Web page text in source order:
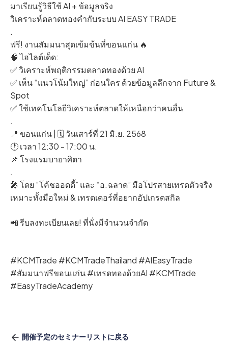
มาเรียนรู้วิธีใช้ AI + ข้อมูลจริง
วิเคราะห์ตลาดทองคำกับระบบ AI EASY TRADE
.
ฟรี! งานสัมมนาสุดเข้มข้นที่ขอนแก่น 🔥
🧠 ไฮไลต์เด็ด:
✅ วิเคราะห์พฤติกรรมตลาดทองด้วย AI
✅ เห็น “แนวโน้มใหญ่” ก่อนใคร ด้วยข้อมูลลึกจาก Future &
Spot
✅ ใช้เทคโนโลยีวิเคราะห์ตลาดให้เหนือกว่าคนอื่น
.
📍 ขอนแก่น | 🗓️ วันเสาร์ที่ 21 มิ.ย. 2568
🕐 เวลา 12:30 - 17:00 น.
📌 โรงแรมบายาศิตา
.
🎤 โดย “โค้ชออดดี้” และ “อ.ฉลาด” มือโปรสายเทรดตัวจริง
เหมาะทั้งมือใหม่ & เทรดเดอร์ที่อยากอัปเกรดสกิล
📲 รีบลงทะเบียนเลย! ที่นั่งมีจำนวนจำกัด
#KCMTrade #KCMTradeThailand #AIEasyTrade
#สัมมนาฟรีขอนแก่น #เทรดทองด้วยAI #KCMTrade
#EasyTradeAcademy
開催予定のセミナーリストに戻る